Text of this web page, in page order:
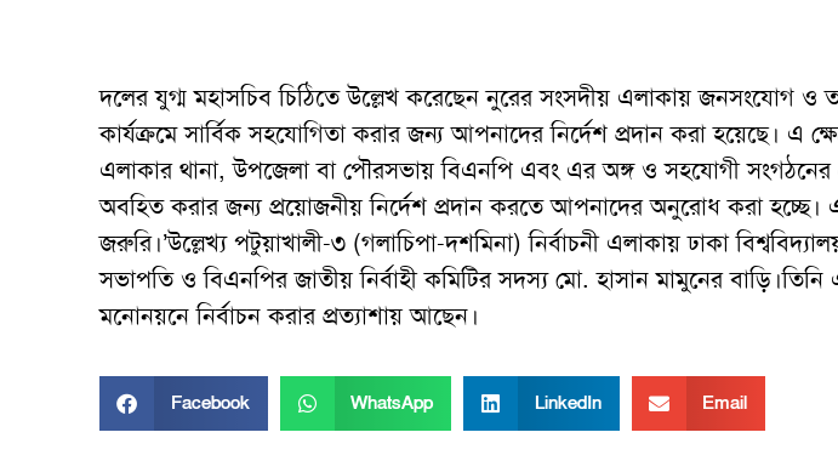
দলের যুগ্ম মহাসচিব চিঠিতে উল্লেখ করেছেন নুরের সংসদীয় এলাকায় জনসংযোগ ও
কার্যক্রমে সার্বিক সহযোগিতা করার জন্য আপনাদের নির্দেশ প্রদান করা হয়েছে। এ
এলাকার থানা, উপজেলা বা পৌরসভায় বিএনপি এবং এর অঙ্গ ও সহযোগী সংগঠনের
অবহিত করার জন্য প্রয়োজনীয় নির্দেশ প্রদান করতে আপনাদের অনুরোধ করা
জরুরি।’উল্লেখ্য পটুয়াখালী-৩ (গলাচিপা-দশমিনা) নির্বাচনী এলাকায় ঢাকা
সভাপতি ও বিএনপির জাতীয় নির্বাহী কমিটির সদস্য মো. হাসান মামুনের
মনোনয়নে নির্বাচন করার প্রত্যাশায় আছেন।
Facebook WhatsApp LinkedIn Email